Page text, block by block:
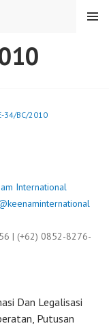
MENU
34/BC/2010
International
| (+62) 0852-8276-
Dan Legalisasi
Putusan